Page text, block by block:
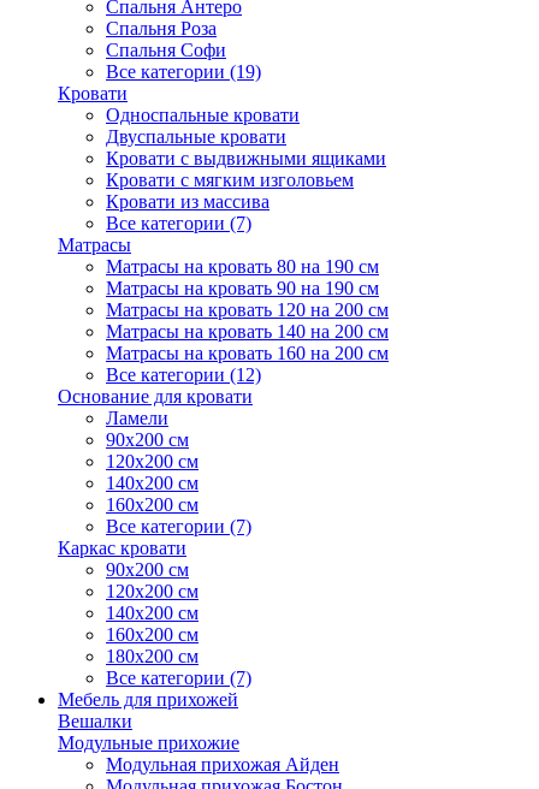
Спальня Антеро
Спальня Роза
Спальня Софи
Все категории (19)
Кровати
Односпальные кровати
Двуспальные кровати
Кровати с выдвижными ящиками
Кровати с мягким изголовьем
Кровати из массива
Все категории (7)
Матрасы
Матрасы на кровать 80 на 190 см
Матрасы на кровать 90 на 190 см
Матрасы на кровать 120 на 200 см
Матрасы на кровать 140 на 200 см
Матрасы на кровать 160 на 200 см
Все категории (12)
Основание для кровати
Ламели
90х200 см
120х200 см
140х200 см
160х200 см
Все категории (7)
Каркас кровати
90х200 см
120х200 см
140х200 см
160х200 см
180х200 см
Все категории (7)
Мебель для прихожей
Вешалки
Модульные прихожие
Модульная прихожая Айден